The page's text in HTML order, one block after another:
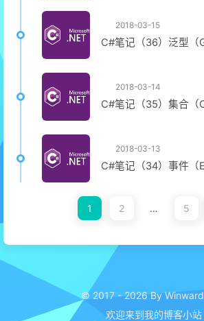
2018-03-15
C#笔记（36）泛型（
2018-03-14
C#笔记（35）集合（
2018-03-13
C#笔记（34）事件（
1 2 … 5
© 2017 - 2026 By
欢迎来到我的博客小站